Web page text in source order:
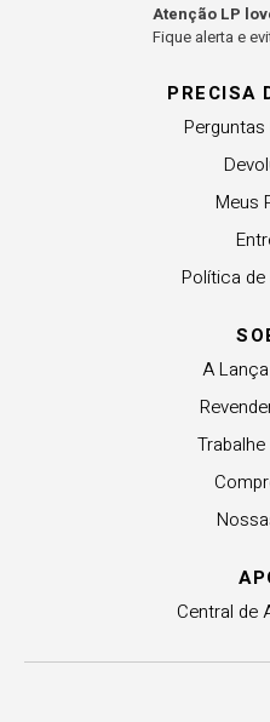
PRECISA
Meus
Política
A
Central de
Atenção LP
Fique alerta e